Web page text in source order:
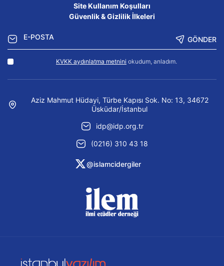
Site Kullanım Koşulları
Güvenlik & Gizlilik İlkeleri
GÖNDER
KVKK aydınlatma metnini okudum, anladım.
Aziz Mahmut Hüdayi, Türbe Kapısı Sok. No: 13, 34672
Üsküdar/İstanbul
idp@idp.org.tr
(0216) 310 43 18
@islamcidergiler